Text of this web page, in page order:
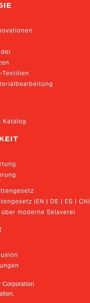
Textilien
Katalog
(EN | DE | ES | CN)
moderne Sklaverei
Corporation